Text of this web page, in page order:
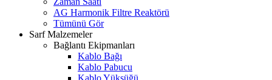
AG Harmonik Filtre Reaktörü
Tümünü Gör
Sarf Malzemeler
Bağlantı Ekipmanları
Kablo Bağı
Kablo Pabucu
Kablo Yüksüğü